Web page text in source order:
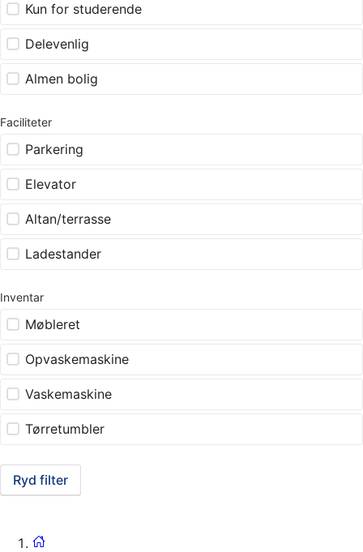
Kun for studerende
Delevenlig
Almen bolig
Faciliteter
Parkering
Elevator
Altan/terrasse
Ladestander
Inventar
Møbleret
Opvaskemaskine
Vaskemaskine
Tørretumbler
Ryd filter